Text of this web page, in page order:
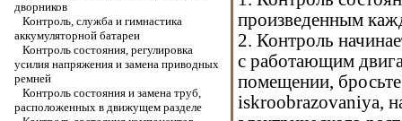
дворников
Контроль, служба и гимнастика
аккумуляторной батареи
Контроль состояния, регулировка
усилия напряжения и замена приводных
ремней
Контроль состояния и замена труб,
расположенных в движущем разделе
произведенным
2. Контроль
с работающим
помещении, бросьте
iskroobrazovaniya,